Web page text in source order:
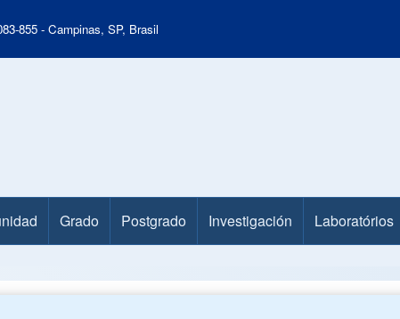
855 - Campinas, SP, Brasil
Grado Postgrado Investigación Laboratórios